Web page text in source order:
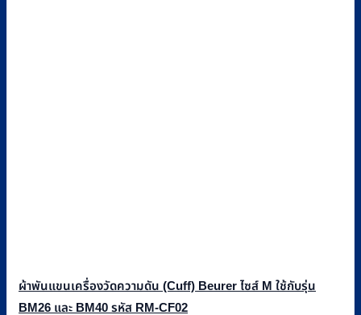
ผ้าพันแขนเครื่องวัดความดัน (Cuff) Beurer ไซส์ M ใช้กับรุ่น
BM26 และ BM40 รหัส RM-CF02